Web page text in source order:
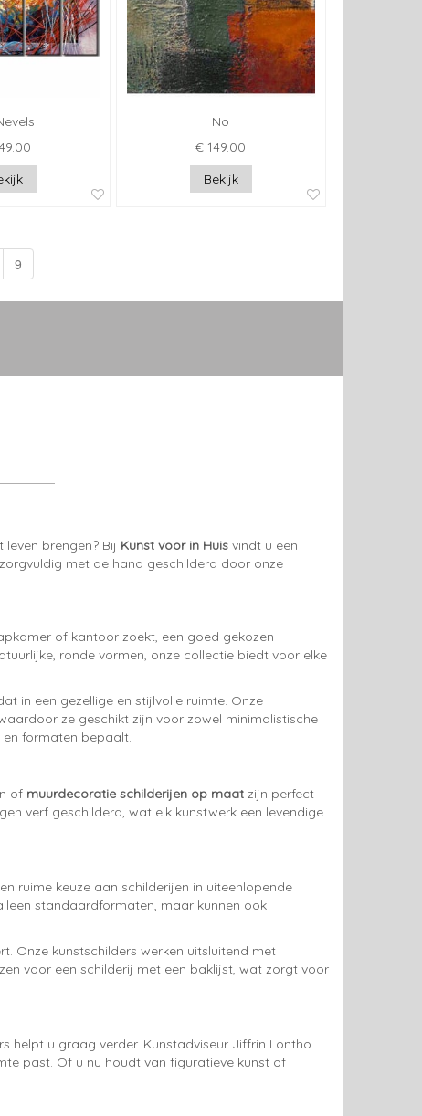
No
€ 149.00
Bekijk
9
brengen? Bij Kunst voor in Huis vindt u een
met de hand geschilderd door onze
of kantoor zoekt, een goed gekozen
ronde vormen, onze collectie biedt voor elke
in een gezellige en stijlvolle ruimte. Onze
ze geschikt zijn voor zowel minimalistische
formaten bepaalt.
of muurdecoratie schilderijen op maat zijn perfect
verf geschilderd, wat elk kunstwerk een levendige
ruime keuze aan schilderijen in uiteenlopende
standaardformaten, maar kunnen ook
Onze kunstschilders werken uitsluitend met
voor een schilderij met een baklijst, wat zorgt voor
helpt u graag verder. Kunstadviseur Jiffrin Lontho
past. Of u nu houdt van figuratieve kunst of